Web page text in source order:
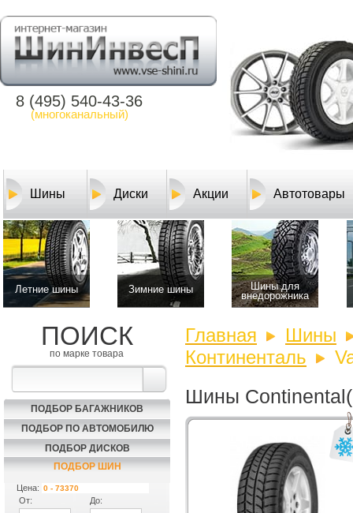
8 (495) 540-43-36
(многоканальный)
Шины Диски Акции Автотовары
Летние шины Зимние шины
Шины для
внедорожника
ПОИСК
по марке товара
ПОДБОР БАГАЖНИКОВ
ПОДБОР ПО АВТОМОБИЛЮ
ПОДБОР ДИСКОВ
ПОДБОР ШИН
Цена:
От:
До:
Главная
Шины
Континенталь
Шины